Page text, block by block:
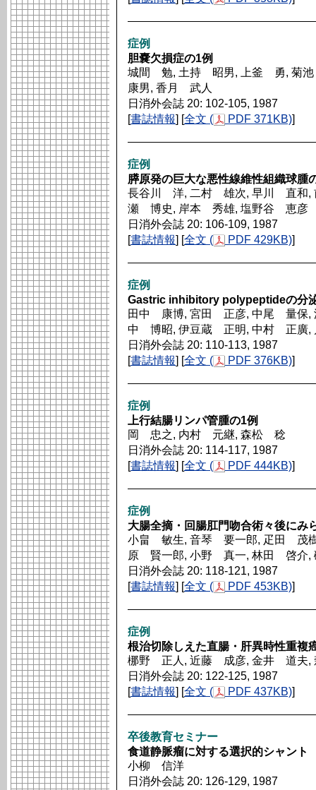
症例
胆嚢欠損症の1例
城間 勉, 土持 昭男, 上釜 勇, 菊
康男, 香月 武人
日消外会誌 20: 102-105, 1987
[書誌情報] [全文 ( PDF 371KB)]
症例
膵原発の巨大な悪性線維性組織球腫
長谷川 洋, 二村 雄次, 早川 直和,
瀬 博史, 岸本 秀雄, 塩野谷 恵彦
日消外会誌 20: 106-109, 1987
[書誌情報] [全文 ( PDF 429KB)]
症例
Gastric inhibitory polypeptideの分
田中 康博, 宮田 正彦, 中尾 量保
中 博昭, 伊豆蔵 正明, 中村 正廣,
日消外会誌 20: 110-113, 1987
[書誌情報] [全文 ( PDF 376KB)]
症例
上行結腸リンパ管腫の1例
岡 忠之, 内村 元継, 森松 稔
日消外会誌 20: 114-117, 1987
[書誌情報] [全文 ( PDF 444KB)]
症例
大腸全摘・回腸肛門吻合術々後にみ
小畠 敏生, 音琴 要一郎, 疋田 茂
原 賢一郎, 小野 真一, 林田 啓介
日消外会誌 20: 118-121, 1987
[書誌情報] [全文 ( PDF 453KB)]
症例
根治切除しえた直腸・肝異時性重複
梛野 正人, 近藤 成彦, 金井 道夫
日消外会誌 20: 122-125, 1987
[書誌情報] [全文 ( PDF 437KB)]
卒後教育セミナー
食道静脈瘤に対する選択的シャント
小柳 信洋
日消外会誌 20: 126-129, 1987